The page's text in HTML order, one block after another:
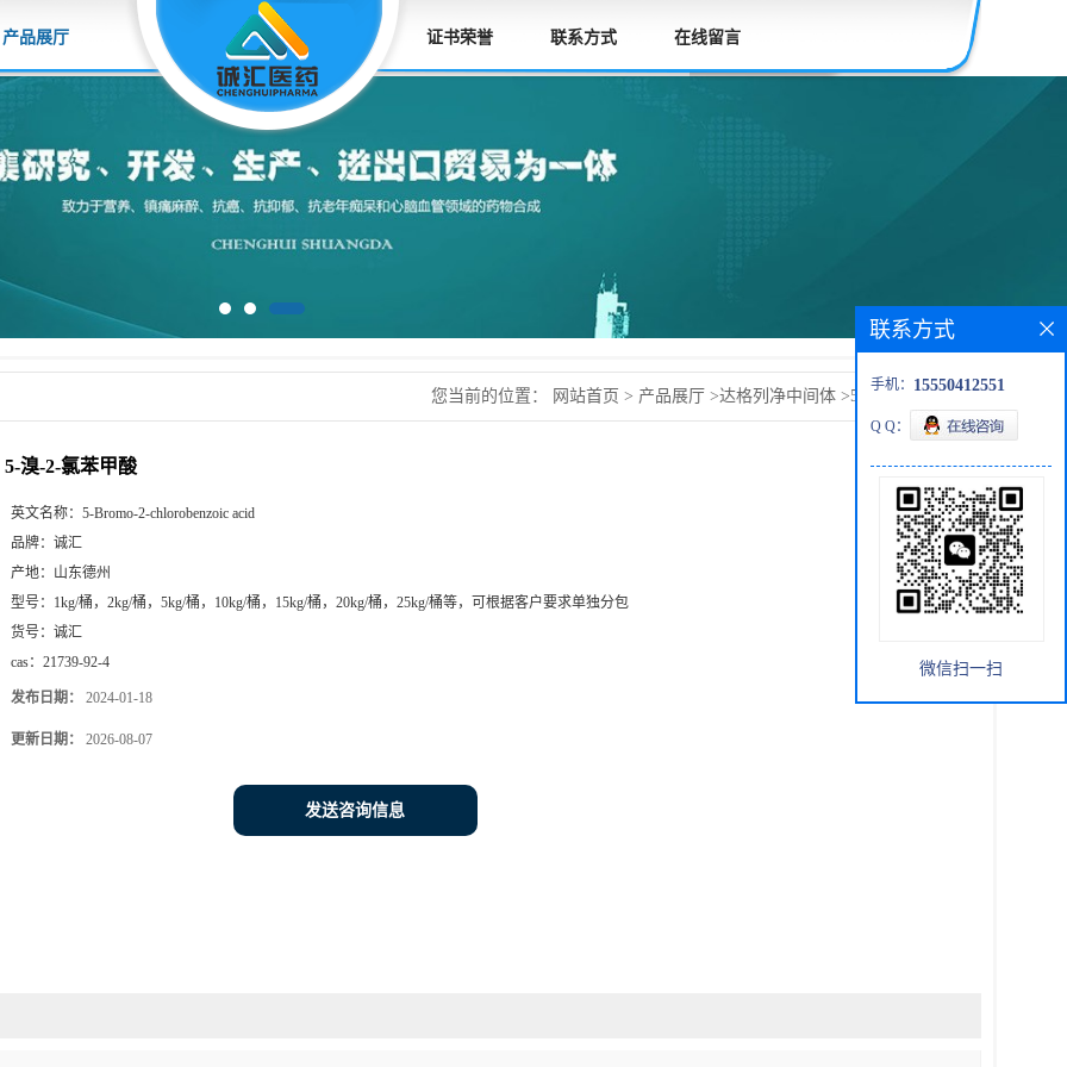
产品展厅 证书荣誉 联系方式 在线留言
您当前的位置： 网站首页 > 产品展厅 >达格列净中间体 >5-溴-2-氯苯甲酸
5-溴-2-氯苯甲酸
英文名称： 5-Bromo-2-chlorobenzoic acid
品牌： 诚汇
产地： 山东德州
型号： 1kg/桶，2kg/桶，5kg/桶，10kg/桶，15kg/桶，20kg/桶，25kg/桶等，可根据客户要求单独分包
货号： 诚汇
cas： 21739-92-4
发布日期： 2024-01-18
更新日期： 2026-08-07
发送咨询信息
联系方式
手机： 15550412551
Q Q：
微信扫一扫